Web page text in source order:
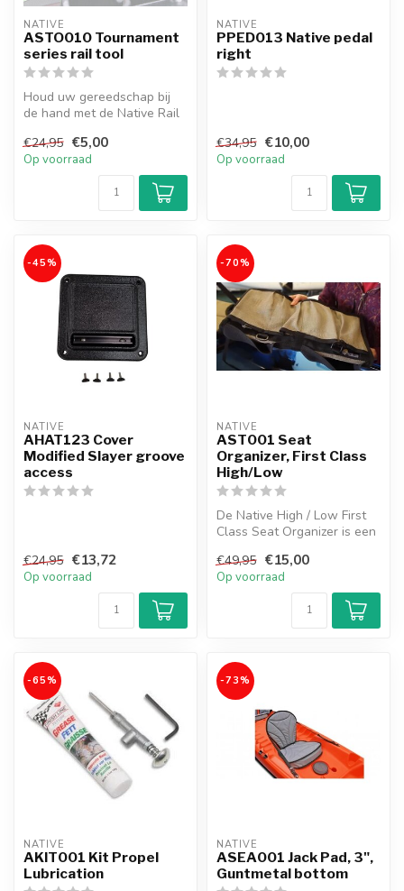
NATIVE
ASTO010 Tournament
series rail tool
Houd uw gereedschap bij
de hand met de Native Rail
€24,95 €5,00
Op voorraad
NATIVE
PPED013 Native pedal
right
€34,95 €10,00
Op voorraad
-45%
NATIVE
AHAT123 Cover
Modified Slayer groove
access
€24,95 €13,72
Op voorraad
-70%
NATIVE
AST001 Seat
Organizer, First Class
High/Low
De Native High / Low First
Class Seat Organizer is een
gereedsch...
€49,95 €15,00
Op voorraad
-65%
NATIVE
AKIT001 Kit Propel
Lubrication
-73%
NATIVE
ASEA001 Jack Pad, 3",
Guntmetal bottom